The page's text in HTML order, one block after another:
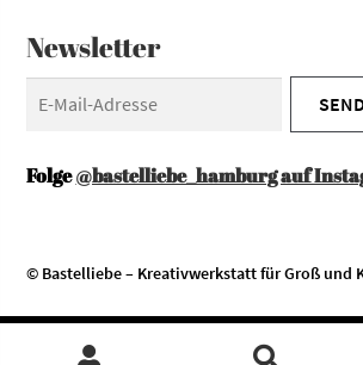
Services erklären Sie sich damit einverstanden, dass wir Cookies
Newsletter
Folge@bastelliebe_hamburg auf
© Bastelliebe – Kreativwerkstatt für Groß und